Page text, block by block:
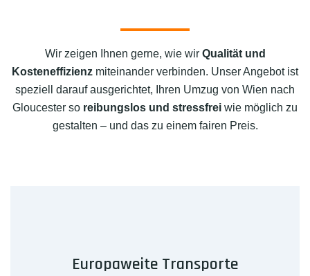
Wir zeigen Ihnen gerne, wie wir Qualität und
Kosteneffizienz miteinander verbinden. Unser Angebot ist
speziell darauf ausgerichtet, Ihren Umzug von Wien nach
Gloucester so reibungslos und stressfrei wie möglich zu
gestalten – und das zu einem fairen Preis.
Europaweite Transporte